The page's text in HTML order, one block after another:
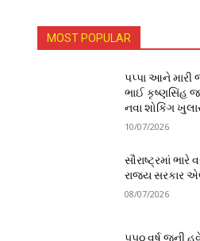
MOST POPULAR
પપ્પા આને મારી
ભાઈ કૃષ્ણસિંહ
નવા શોકિંગ
10/07/2026
સૌરાષ્ટ્રમાં ભારે
રાજ્ય સરકાર
08/07/2026
૫૫૦ વર્ષ જૂની